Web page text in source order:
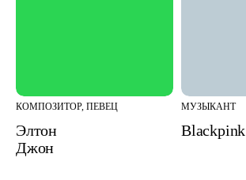
КОМПОЗИТОР, ПЕВЕЦ
Элтон
Джон
МУЗЫКАНТ
Blackpink